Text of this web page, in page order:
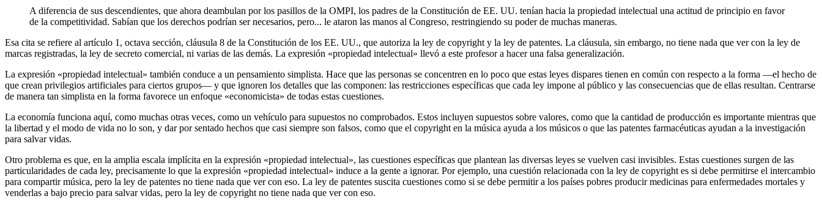
A diferencia de sus descendientes, que ahora deambulan por los pasillos de la OMPI, los padres de la Constitución de EE. UU. tenían hacia la propiedad intelectual una actitud de principio en favor
de la competitividad. Sabían que los derechos podrían ser necesarios, pero... le ataron las manos al Congreso, restringiendo su poder de muchas maneras.
Esa cita se refiere al artículo 1, octava sección, cláusula 8 de la Constitución de los EE. UU., que autoriza la ley de copyright y la ley de patentes. La cláusula, sin embargo, no tiene nada que ver con la ley de
marcas registradas, la ley de secreto comercial, ni varias de las demás. La expresión «propiedad intelectual» llevó a este profesor a hacer una falsa generalización.
La expresión «propiedad intelectual» también conduce a un pensamiento simplista. Hace que las personas se concentren en lo poco que estas leyes dispares tienen en común con respecto a la forma —el hecho de
que crean privilegios artificiales para ciertos grupos— y que ignoren los detalles que las componen: las restricciones específicas que cada ley impone al público y las consecuencias que de ellas resultan. Centrarse
de manera tan simplista en la forma favorece un enfoque «economicista» de todas estas cuestiones.
La economía funciona aquí, como muchas otras veces, como un vehículo para supuestos no comprobados. Estos incluyen supuestos sobre valores, como que la cantidad de producción es importante mientras que
la libertad y el modo de vida no lo son, y dar por sentado hechos que casi siempre son falsos, como que el copyright en la música ayuda a los músicos o que las patentes farmacéuticas ayudan a la investigación
para salvar vidas.
Otro problema es que, en la amplia escala implícita en la expresión «propiedad intelectual», las cuestiones específicas que plantean las diversas leyes se vuelven casi invisibles. Estas cuestiones surgen de las
particularidades de cada ley, precisamente lo que la expresión «propiedad intelectual» induce a la gente a ignorar. Por ejemplo, una cuestión relacionada con la ley de copyright es si debe permitirse el intercambio
para compartir música, pero la ley de patentes no tiene nada que ver con eso. La ley de patentes suscita cuestiones como si se debe permitir a los países pobres producir medicinas para enfermedades mortales y
venderlas a bajo precio para salvar vidas, pero la ley de copyright no tiene nada que ver con eso.